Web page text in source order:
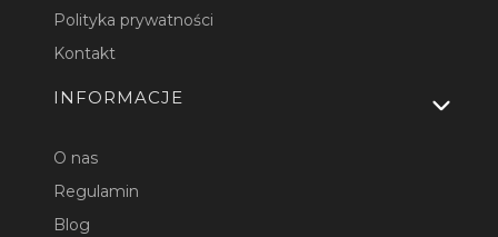
Polityka prywatności
Kontakt
INFORMACJE
O nas
Regulamin
Blog